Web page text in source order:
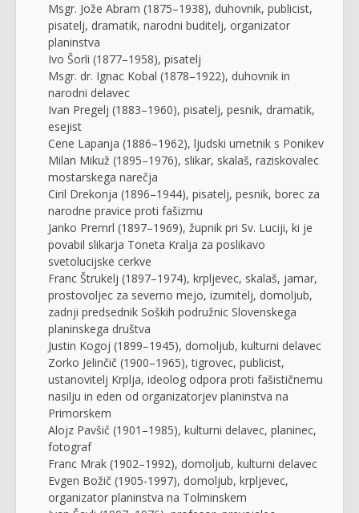
Msgr. Jože Abram (1875–1938), duhovnik, publicist,
pisatelj, dramatik, narodni buditelj, organizator
planinstva
Ivo Šorli (1877–1958), pisatelj
Msgr. dr. Ignac Kobal (1878–1922), duhovnik in
narodni delavec
Ivan Pregelj (1883–1960), pisatelj, pesnik, dramatik,
esejist
Cene Lapanja (1886–1962), ljudski umetnik s Ponikev
Milan Mikuž (1895–1976), slikar, skalaš, raziskovalec
mostarskega narečja
Ciril Drekonja (1896–1944), pisatelj, pesnik, borec za
narodne pravice proti fašizmu
Janko Premrl (1897–1969), župnik pri Sv. Luciji, ki je
povabil slikarja Toneta Kralja za poslikavo
svetolucijske cerkve
Franc Štrukelj (1897–1974), krpljevec, skalaš, jamar,
prostovoljec za severno mejo, izumitelj, domoljub,
zadnji predsednik Soških podružnic Slovenskega
planinskega društva
Justin Kogoj (1899–1945), domoljub, kulturni delavec
Zorko Jelinčič (1900–1965), tigrovec, publicist,
ustanovitelj Krplja, ideolog odpora proti fašističnemu
nasilju in eden od organizatorjev planinstva na
Primorskem
Alojz Pavšič (1901–1985), kulturni delavec, planinec,
fotograf
Franc Mrak (1902–1992), domoljub, kulturni delavec
Evgen Božič (1905-1997), domoljub, krpljevec,
organizator planinstva na Tolminskem